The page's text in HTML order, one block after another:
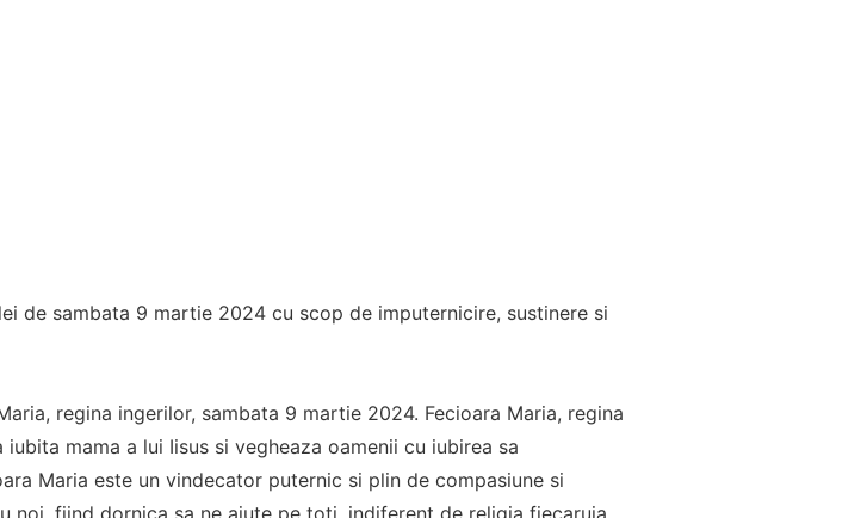
de sambata 9 martie 2024 cu scop de imputernicire, sustinere si
regina ingerilor, sambata 9 martie 2024. Fecioara Maria, regina
mama a lui Iisus si vegheaza oamenii cu iubirea sa
Maria este un vindecator puternic si plin de compasiune si
noi, fiind dornica sa ne ajute pe toti, indiferent de religia fiecaruia.